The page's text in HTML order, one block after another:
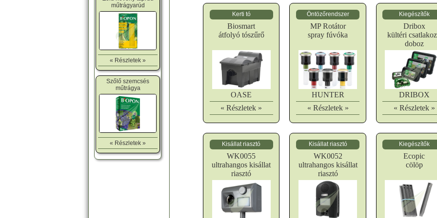
Kerti tó
Biosmart
átfolyó tószűrő
OASE
« Részletek »
Öntözőrendszer
MP Rotátor
spray fúvóka
HUNTER
« Részletek »
Kiegészítők
Dribox
kültéri
doboz
DRIBOX
« Részletek »
Kisállat riasztó
WK0055
ultrahangos kisállat
riasztó
Kisállat riasztó
WK0052
ultrahangos kisállat
riasztó
Kiegészítők
Ecopic
cölöp
műtrágyarúd
« Részletek »
Szőlő szemcsés
műtrágya
« Részletek »